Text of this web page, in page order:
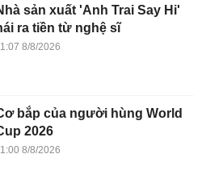
sản xuất 'Anh Trai Say Hi'
ra tiền từ nghệ sĩ
8/8/2026
bắp của người hùng World
2026
8/8/2026